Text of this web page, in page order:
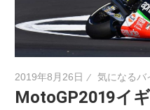
2019年8月26日 気になるバ
MotoGP2019イ